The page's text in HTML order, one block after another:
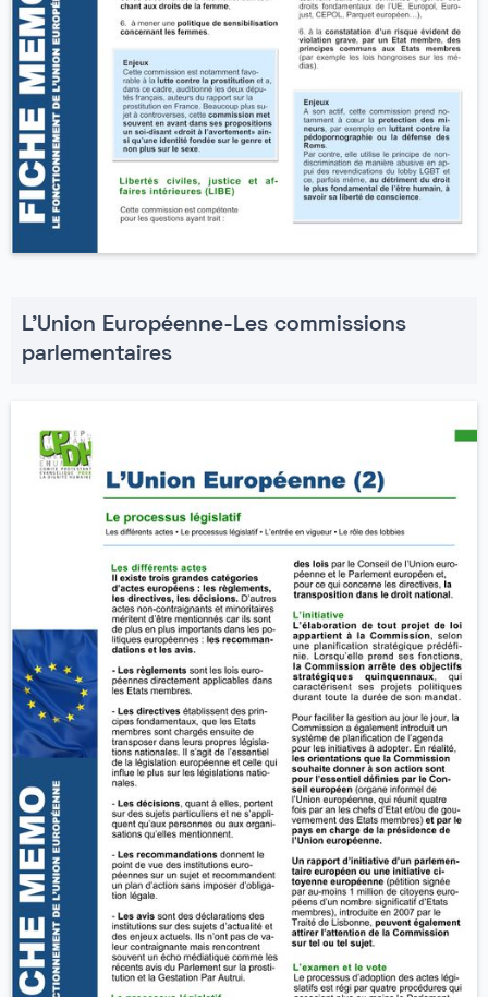
L'Union Européenne-Les commissions
parlementaires